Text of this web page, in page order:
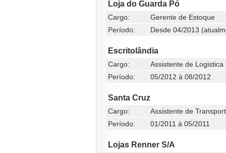
Loja do Guarda Pó
Cargo:
Gerente de Estoque
Período:
Desde 04/2013
Escritolândia
Cargo:
Assistente de Logistica
Período:
05/2012 à 08/2012
Santa Cruz
Cargo:
Assistente de
Período:
01/2011 à 05/2011
Lojas Renner S/A